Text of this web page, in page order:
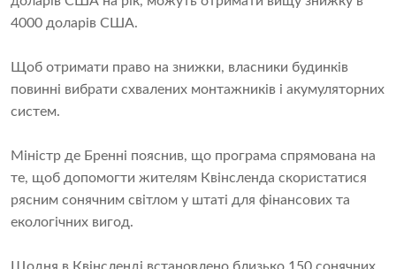
4000 доларів США.
Щоб отримати право на знижки, власники будинків
повинні вибрати схвалених монтажників і акумуляторних
систем.
Міністр де Бренні пояснив, що програма спрямована на
те, щоб допомогти жителям Квінсленда скористатися
рясним сонячним світлом у штаті для фінансових та
екологічних вигод.